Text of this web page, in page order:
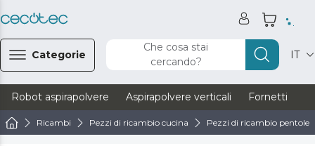
Categorie
Che cosa stai
cercando?
IT
Robot aspirapolvere Aspirapolvere verticali Fornetti
Ricambi Pezzi di ricambio cucina Pezzi di ricambio pentole